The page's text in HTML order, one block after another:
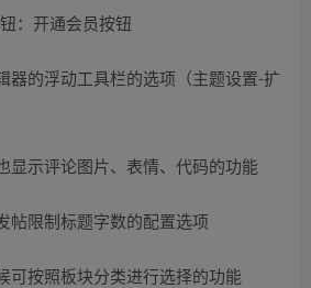
：开通会员按钮
器的浮动工具栏的选项（主题设置-扩
显示评论图片、表情、代码的功能
帖限制标题字数的配置选项
可按照板块分类进行选择的功能